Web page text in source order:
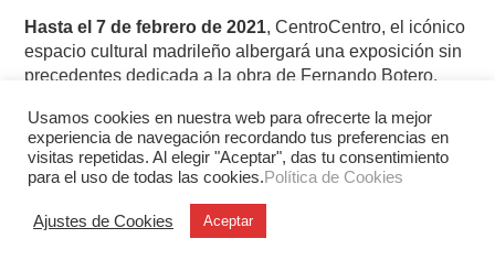
Hasta el 7 de febrero de 2021, CentroCentro, el icónico
espacio cultural madrileño albergará una exposición sin
precedentes dedicada a la obra de Fernando Botero.
Ayuntamiento de MadridBotero. 60 años de pintura
recorre seis de las más de siete décadas de la extensa
trayectoria del artista colombiano. La muestra,
dedicada al artista colombiano en Europa—, será una
Usamos cookies en nuestra web para ofrecerte la mejor
experiencia de navegación recordando tus preferencias en
visitas repetidas. Al elegir "Aceptar", das tu consentimiento
para el uso de todas las cookies.Política de Cookies
Ajustes de Cookies Aceptar